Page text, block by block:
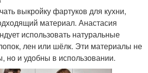
выкройку фартуков для кухни,
материал. Анастасия
использовать натуральные
лен или шёлк. Эти материалы не
но и удобны в использовании.